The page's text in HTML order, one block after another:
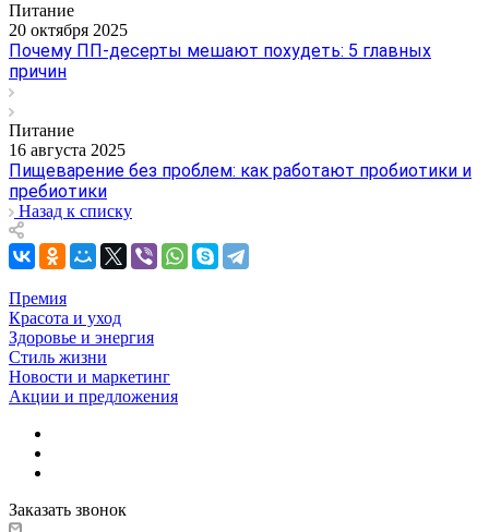
Питание
20 октября 2025
Почему ПП-десерты мешают похудеть: 5 главных
причин
Питание
16 августа 2025
Пищеварение без проблем: как работают пробиотики и
пребиотики
Назад к списку
Премия
Красота и уход
Здоровье и энергия
Стиль жизни
Новости и маркетинг
Акции и предложения
Заказать звонок